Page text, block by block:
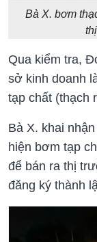
Bà X. bơm
Qua kiểm tra,
sở kinh doanh
tạp chất (thạch
Bà X. khai
hiện bơm tạp
để bán ra thị
đăng ký thành